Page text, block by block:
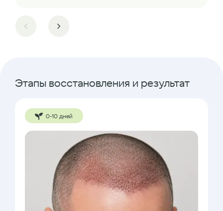
Этапы восстановления и результат
0-10 дней